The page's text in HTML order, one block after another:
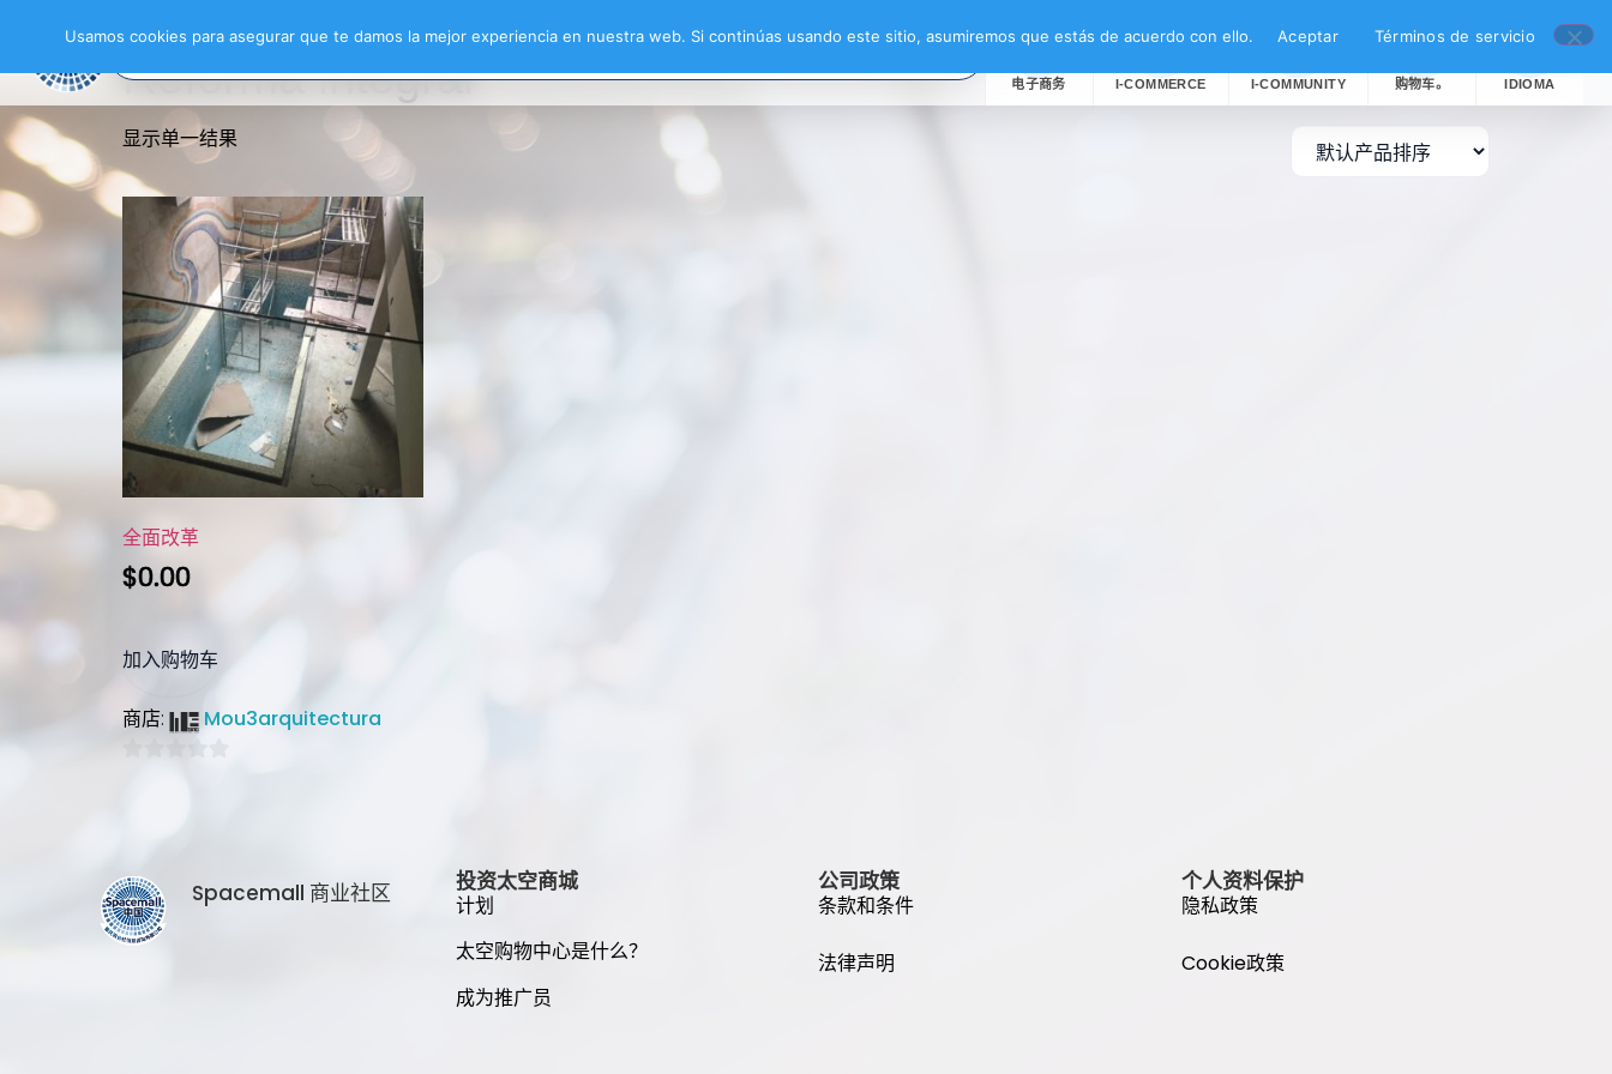
电子商务 I-COMMERCE I-COMMUNITY 购物车。 IDIOMA
Reforma integral
显示单一结果
全面改革
$0.00
加入购物车
商店: Mou3arquitectura
Spacemall 商业社区 投资太空商城
计划
太空购物中心是什么？
成为推广员
公司政策
条款和条件
法律声明
个人资料保护
隐私政策
Cookie政策
Usamos cookies para asegurar que te damos la mejor experiencia en nuestra web. Si continúas usando este sitio, asumiremos que estás de acuerdo con ello. Aceptar Términos de servicio